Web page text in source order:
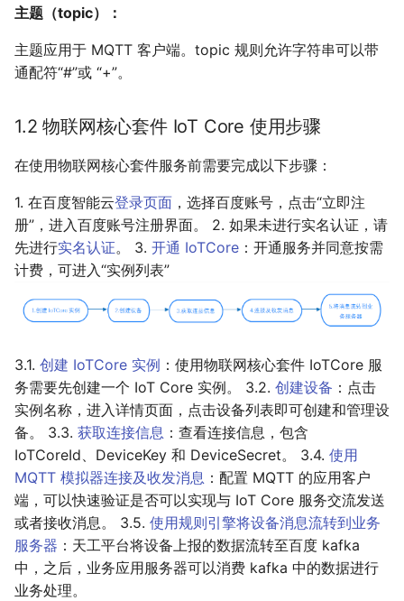
主题（topic）：
主题应用于 MQTT 客户端。topic 规则允许字符串可以带
通配符“#”或 “+”。
1.2 物联网核心套件 IoT Core 使用步骤
在使用物联网核心套件服务前需要完成以下步骤：
1. 在百度智能云登录页面 ，选择百度账号，点击“立即注
册”，进入百度账号注册界面。 2. 如果未进行实名认证，请
先进行实名认证。 3. 开通 IoTCore ：开通服务并同意按需
计费，可进入“实例列表”
3.1. 创建 IoTCore 实例 ：使用物联网核心套件 IoTCore 服
务需要先创建一个 IoT Core 实例。 3.2. 创建设备 ：点击
实例名称，进入详情页面，点击设备列表即可创建和管理设
备。 3.3. 获取连接信息 ：查看连接信息，包含
IoTCoreId、DeviceKey 和 DeviceSecret。 3.4. 使用
MQTT 模拟器连接及收发消息 ：配置 MQTT 的应用客户
端，可以快速验证是否可以实现与 IoT Core 服务交流发送
或者接收消息。 3.5. 使用规则引擎将设备消息流转到业务
服务器 ：天工平台将设备上报的数据流转至百度 kafka
中，之后，业务应用服务器可以消费 kafka 中的数据进行
业务处理。